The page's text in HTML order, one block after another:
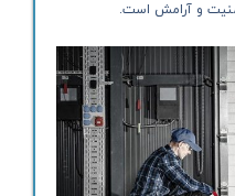
امنیت و آرامش است.